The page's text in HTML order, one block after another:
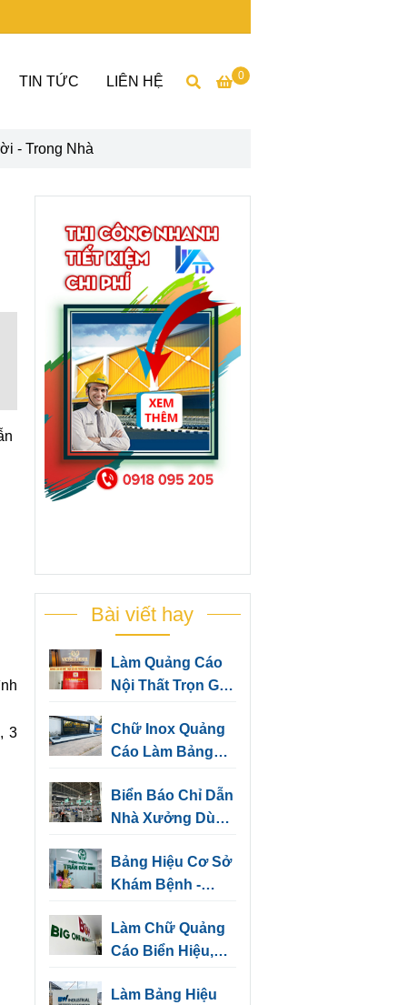
0
TIN TỨC LIÊN HỆ
- Trong Nhà
3
Bài viết hay
Làm Quảng Cáo
Nội Thất Trọn Gói
Công Ty Bình
Dương
Chữ Inox Quảng
Cáo Làm Bảng
Văn Phòng
Biển Báo Chỉ Dẫn
Nhà Xưởng Dùng
Hướng
Bảng Hiệu Cơ Sở
Khám Bệnh -
Kế Sang Trọng
Làm Chữ Quảng
Cáo Biển Hiệu,
Phòng
Làm Bảng Hiệu